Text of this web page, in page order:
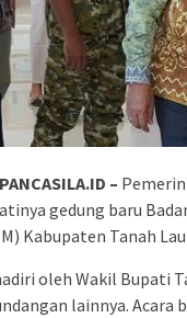
–
gedung baru
Kabupaten Tanah
oleh Wakil Bupati
lainnya. Acara